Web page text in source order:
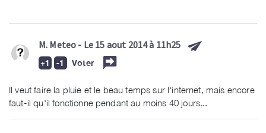
M. Meteo - Le 15 aout 2014 à 11h25
Voter
Il veut faire la pluie et le beau temps sur l'internet, mais encore
faut-il qu'il fonctionne pendant au moins 40 jours...